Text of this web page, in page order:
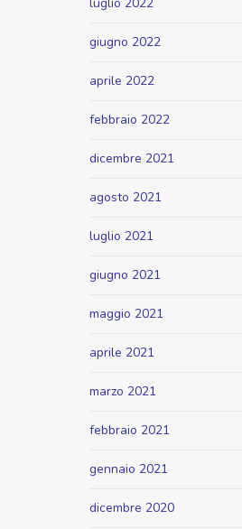
giugno 2022
aprile 2022
febbraio 2022
dicembre 2021
agosto 2021
luglio 2021
giugno 2021
maggio 2021
aprile 2021
marzo 2021
febbraio 2021
gennaio 2021
dicembre 2020